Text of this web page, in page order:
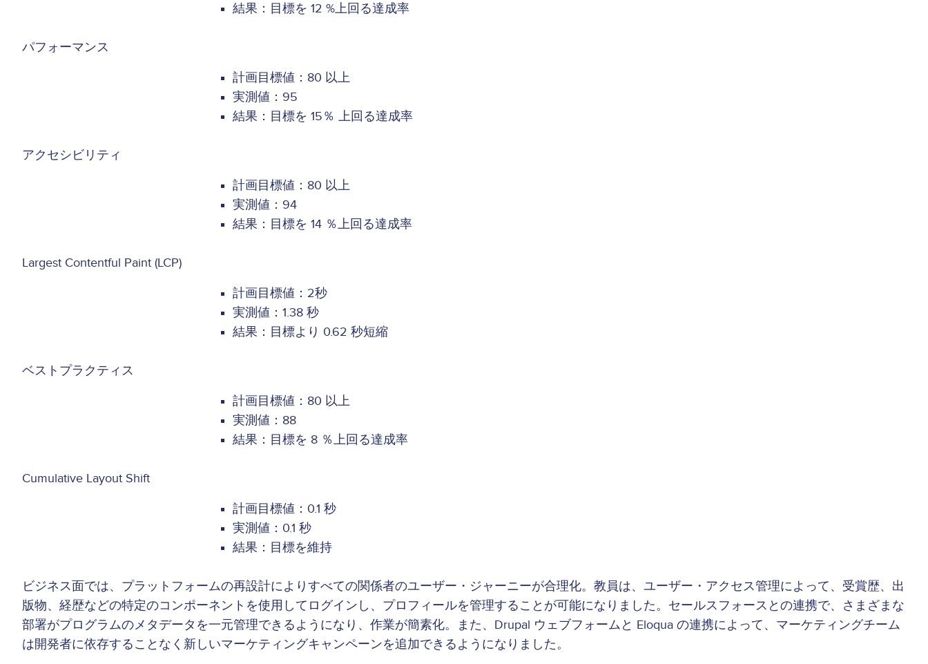
結果：目標を 12 %上回る達成率
パフォーマンス
計画目標値：80 以上
実測値：95
結果：目標を 15％ 上回る達成率
アクセシビリティ
計画目標値：80 以上
実測値：94
結果：目標を 14 ％上回る達成率
Largest Contentful Paint (LCP)
計画目標値：2秒
実測値：1.38 秒
結果：目標より 0.62 秒短縮
ベストプラクティス
計画目標値：80 以上
実測値：88
結果：目標を 8 ％上回る達成率
Cumulative Layout Shift
計画目標値：0.1 秒
実測値：0.1 秒
結果：目標を維持
ビジネス面では、プラットフォームの再設計によりすべての関係者のユーザー・ジャーニーが合理化。教員は、ユーザー・アクセス管理によって、受賞歴、出
版物、経歴などの特定のコンポーネントを使用してログインし、プロフィールを管理することが可能になりました。セールスフォースとの連携で、さまざまな
部署がプログラムのメタデータを一元管理できるようになり、作業が簡素化。また、Drupal ウェブフォームと Eloqua の連携によって、マーケティングチーム
は開発者に依存することなく新しいマーケティングキャンペーンを追加できるようになりました。